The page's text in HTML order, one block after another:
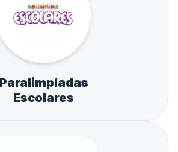
Paralimpíadas
Escolares